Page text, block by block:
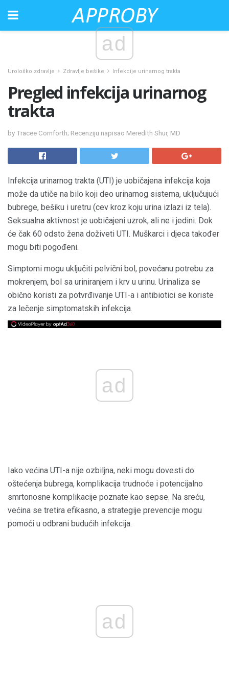
ad
Urološko zdravlje Zdravlje bešike Infekcije urinarnog trakta
Pregled infekcija urinarnog
trakta
by Tracee Cornforth; Recenziju napisao Meredith Shur, MD
Infekcija urinarnog trakta (UTI) je uobičajena infekcija koja
može da utiče na bilo koji deo urinarnog sistema, uključujući
bubrege, bešiku i uretru (cev kroz koju urina izlazi iz tela).
Seksualna aktivnost je uobičajeni uzrok, ali ne i jedini. Dok
će čak 60 odsto žena doživeti UTI. Muškarci i djeca također
mogu biti pogođeni.
Simptomi mogu uključiti pelvični bol, povećanu potrebu za
mokrenjem, bol sa uriniranjem i krv u urinu. Urinaliza se
obično koristi za potvrđivanje UTI-a i antibiotici se koriste
za lečenje simptomatskih infekcija.
ad
Iako većina UTI-a nije ozbiljna, neki mogu dovesti do
oštećenja bubrega, komplikacija trudnoće i potencijalno
smrtonosne komplikacije poznate kao sepse. Na sreću,
većina se tretira efikasno, a strategije prevencije mogu
pomoći u odbrani budućih infekcija.
ad